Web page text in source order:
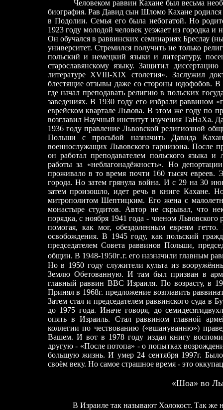
Человеком раввин Кахане был весьма
биография. Рав Давид сын Шломо Кахане родился
в Подолии. Семья его была небогатой. Но
1923 году молодой человек уезжает из городка и
Он обучался в раввинских семинариях Бреслау
университет. Стремился получить не только
польский и немецкий языки и литературу,
старославянскому языку. Защитил
литературе ХVIII-ХIХ столетия». Заслужил
блестящие отзывы даже со стороны юдофобов. В
где начал преподавать религию в польских
заведениях. В 1930 году его избрали раввином
еврейском квартале Львова. В этом же году по
возглавил Научный институт изучения ТаНаХа.
1936 году правление Львовской религиозной
Польши с просьбой назначить Давида
военнослужащих Львовского гарнизона. После
он работал преподавателем польского языка
работы за «неблагонадёжность». Но
проживало в то время почти 160 тысяч евреев.
города. Но затем грянула война. И с 29 на 30
затем произошло, идет речь в книге Кахане.
митрополитом Шептицким. Его жена с
монастыре студитов. Автор не скрывал, что
порядка, с ноября 1941 года - членом Львовского
помогая, как мог, обездоленным евреям
освобождения. В 1945 году, как польский
председателем Совета раввинов Польши,
общин. В 1948-1950г.г. его назначили главным
Но в 1950 году служители культа из
Землю Обетованную. И там был призван в
главный раввин ВВС Израиля. По возрасту, в
Принял в 1968г. предложение возглавить
Затем стал и председателем раввинского суда в
до 1975 года. Иначе говоря, до
опять в Израиль. Стал раввином главной
коллегии по чествованию («вшануванню»)
Вашем. И вот в 1978 году издал книгу
другую- «После потопа» -о попытках
большую жизнь. И умер 24 сентября 1997г.
своём веку. Но самое страшное время -это
«Шоа» во
В Израиле так называют Холокост. Так же